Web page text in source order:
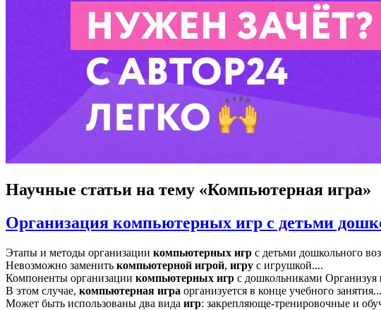
Научные статьи на тему «Компьютерная игра»
Организация компьютерных игр с детьми
Этапы и методы организации компьютерных игр с детьми дошкольного
Невозможно заменить компьютерной игрой, игру с игрушкой....
Компоненты организации компьютерных игр с дошкольниками Организуя
В этом случае, компьютерная игра организуется в конце учебного
Может быть использованы два вида игр: закрепляюще-тренировочные и